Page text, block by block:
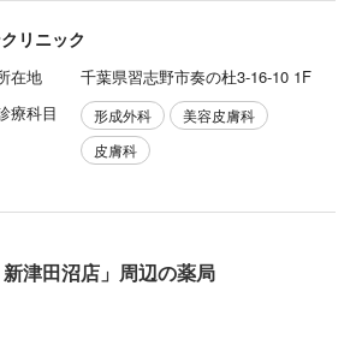
リニック
在地
千葉県習志野市奏の杜3-16-10 1F
療科目
形成外科
美容皮膚科
皮膚科
津田沼店」周辺の薬局